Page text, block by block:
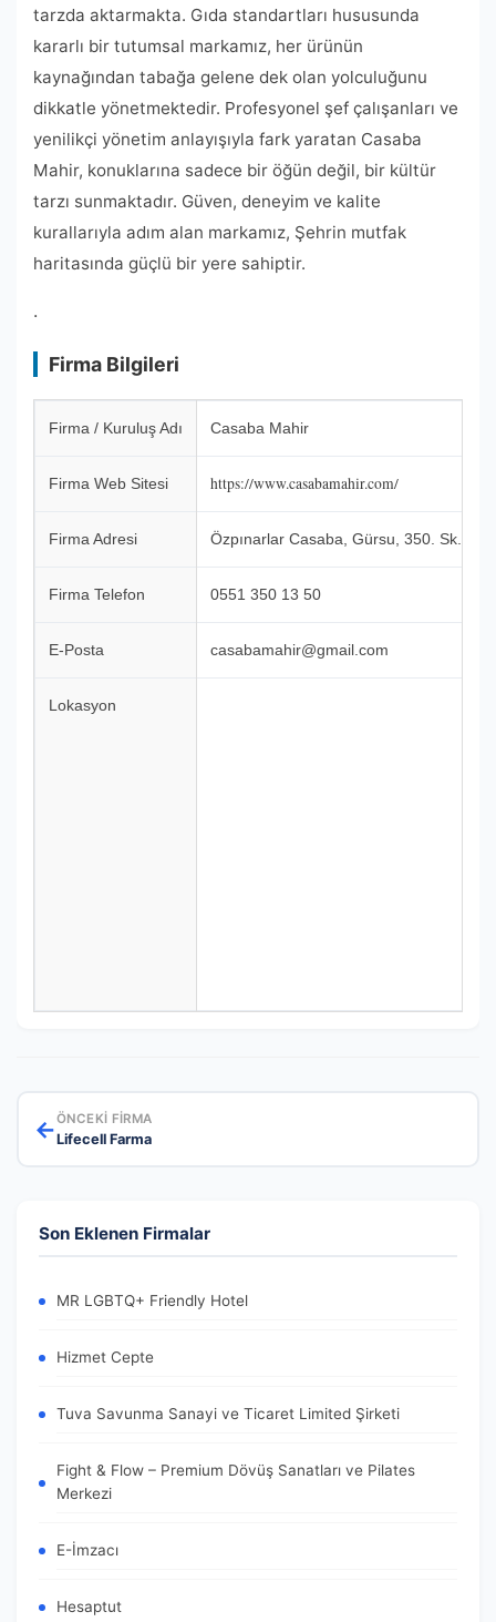
tarzda aktarmakta. Gıda standartları hususunda
kararlı bir tutumsal markamız, her ürünün
kaynağından tabağa gelene dek olan yolculuğunu
dikkatle yönetmektedir. Profesyonel şef çalışanları ve
yenilikçi yönetim anlayışıyla fark yaratan Casaba
Mahir, konuklarına sadece bir öğün değil, bir kültür
tarzı sunmaktadır. Güven, deneyim ve kalite
kurallarıyla adım alan markamız, Şehrin mutfak
haritasında güçlü bir yere sahiptir.
.
Firma Bilgileri
Firma / Kuruluş Adı Casaba Mahir
Firma Web Sitesi https://www.casabamahir.com/
Firma Adresi Özpınarlar Casaba, Gürsu, 350. Sk.
Firma Telefon 0551 350 13 50
E-Posta casabamahir@gmail.com
Lokasyon
←ÖNCEKI FIRMA
Lifecell Farma
Son Eklenen Firmalar
MR LGBTQ+ Friendly Hotel
Hizmet Cepte
Tuva Savunma Sanayi ve Ticaret Limited Şirketi
Fight & Flow – Premium Dövüş Sanatları ve Pilates
Merkezi
E-İmzacı
Hesaptut